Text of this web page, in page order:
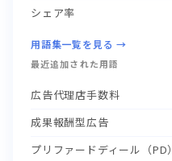
シェア率
用語集一覧を見る →
最近追加された用語
広告代理店手数料
成果報酬型広告
プリファードディール（PD）